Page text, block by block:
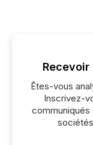
Êtes-vous
Inscrivez-